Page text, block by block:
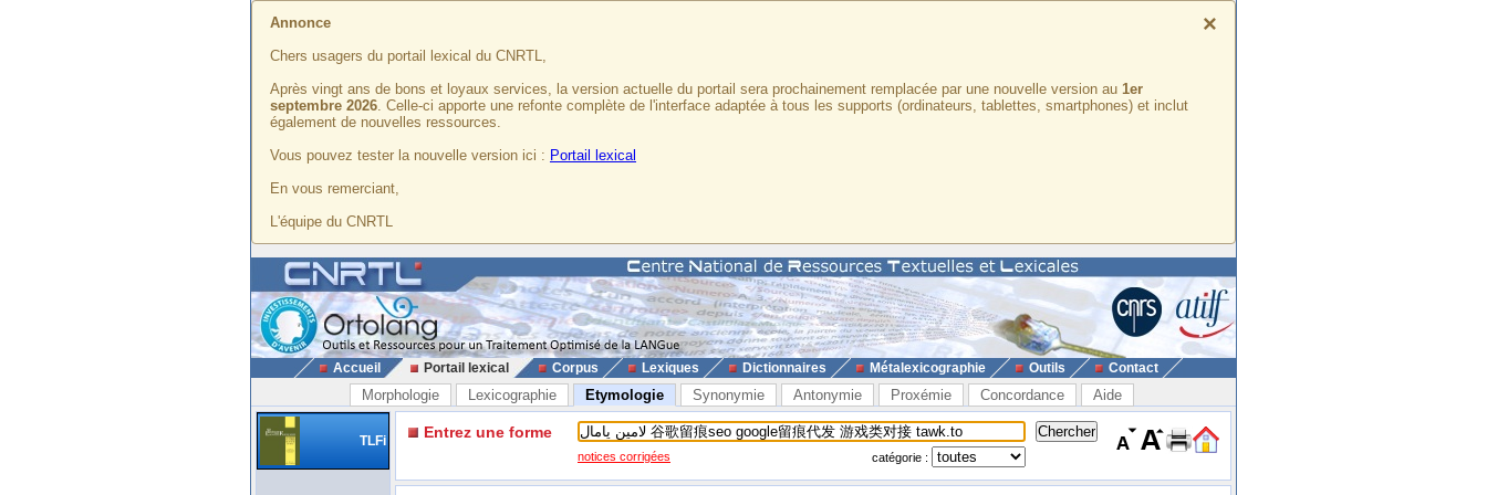
×
Annonce
Chers usagers du portail lexical du CNRTL,
Après vingt ans de bons et loyaux services, la version actuelle du portail sera prochainement remplacée par une nouvelle version au 1er
septembre 2026. Celle-ci apporte une refonte complète de l'interface adaptée à tous les supports (ordinateurs, tablettes, smartphones) et inclut
également de nouvelles ressources.
Vous pouvez tester la nouvelle version ici : Portail lexical
En vous remerciant,
L'équipe du CNRTL
Accueil Portail lexical Corpus Lexiques Dictionnaires Métalexicographie Outils Contact
Morphologie Lexicographie Etymologie Synonymie Antonymie Proxémie Concordance Aide
TLFi Entrez une forme
notices corrigées catégorie :